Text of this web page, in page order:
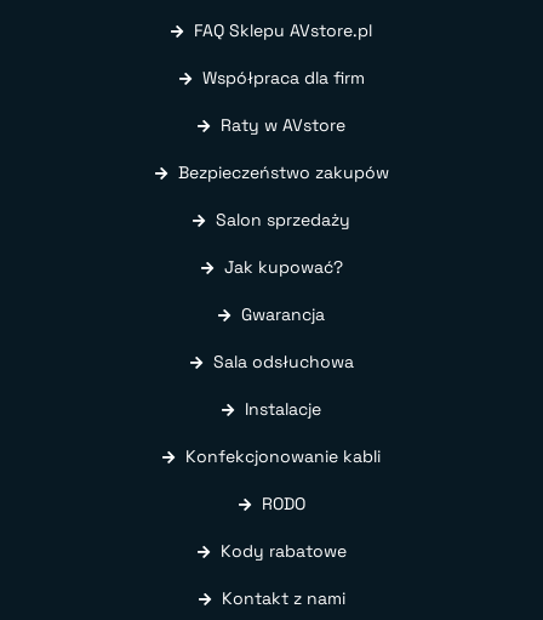
FAQ Sklepu AVstore.pl
Współpraca dla firm
Raty w AVstore
Bezpieczeństwo zakupów
Salon sprzedaży
Jak kupować?
Gwarancja
Sala odsłuchowa
Instalacje
Konfekcjonowanie kabli
RODO
Kody rabatowe
Kontakt z nami